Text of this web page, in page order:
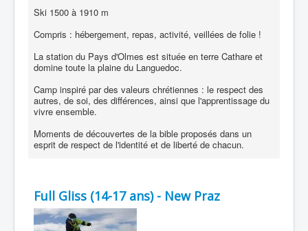
Ski 1500 à 1910 m
Compris : hébergement, repas, activité, veillées de folie !
La station du Pays d'Olmes est située en terre Cathare et
domine toute la plaine du Languedoc.
Camp inspiré par des valeurs chrétiennes : le respect des
autres, de soi, des différences, ainsi que l'apprentissage du
vivre ensemble.
Moments de découvertes de la bible proposés dans un
esprit de respect de l'identité et de liberté de chacun.
Full Gliss (14-17 ans) - New Praz